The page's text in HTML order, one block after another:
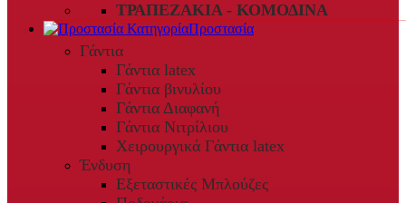
ΤΡΑΠΕΖΆΚΙΑ - ΚΟΜΟΔΊΝΑ
Προστασία
Γάντια
Γάντια latex
Γάντια βινυλίου
Γάντια Διαφανή
Γάντια Νιτρίλιου
Χειρουργικά Γάντια latex
Ένδυση
Εξεταστικές Μπλούζες